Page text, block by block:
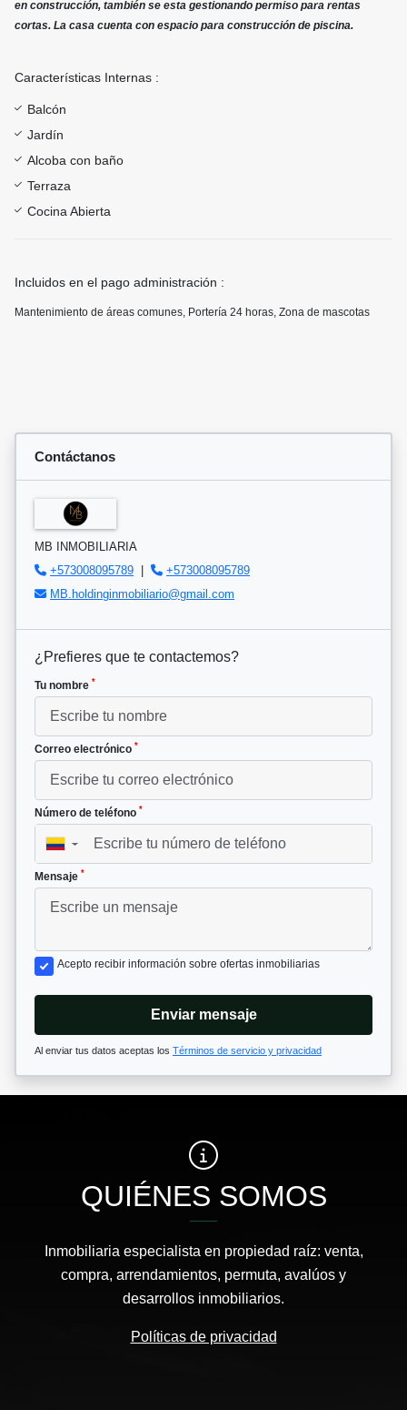
en construcción, también se esta gestionando permiso para rentas
cortas. La casa cuenta con espacio para construcción de piscina.
Características Internas :
Balcón
Jardín
Alcoba con baño
Terraza
Cocina Abierta
Incluidos en el pago administración :
Mantenimiento de áreas comunes, Portería 24 horas, Zona de mascotas
Contáctanos
MB INMOBILIARIA
+573008095789 |
+573008095789
MB.holdinginmobiliario@gmail.com
¿Prefieres que te contactemos?
Tu nombre *
Correo electrónico *
Número de teléfono *
▼
Mensaje *
Acepto recibir información sobre ofertas inmobiliarias
Enviar mensaje
Al enviar tus datos aceptas los Términos de servicio y privacidad
QUIÉNES SOMOS
Inmobiliaria especialista en propiedad raíz: venta,
compra, arrendamientos, permuta, avalúos y
desarrollos inmobiliarios.
Políticas de privacidad